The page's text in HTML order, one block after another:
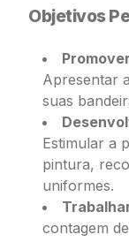
Objetivos
Apresentar
suas
Estimular a
pintura,
uniformes.
contagem